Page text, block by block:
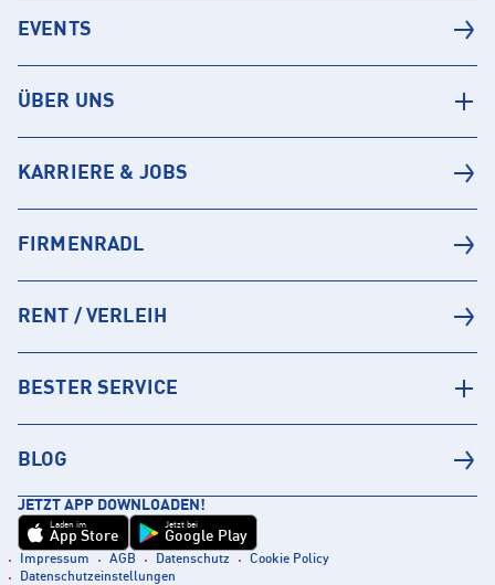
EVENTS
ÜBER UNS
KARRIERE & JOBS
FIRMENRADL
RENT / VERLEIH
BESTER SERVICE
BLOG
JETZT APP DOWNLOADEN!
Laden im
App Store
Jetzt bei
Google Play
Impressum AGB Datenschutz
Cookie Policy
Datenschutzeinstellungen